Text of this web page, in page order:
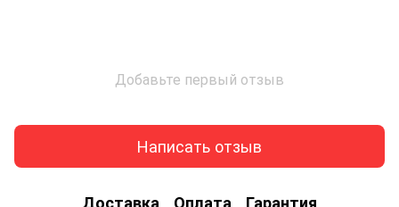
Добавьте первый отзыв
Написать отзыв